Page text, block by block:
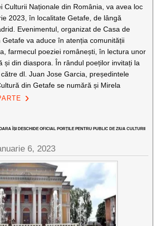
Culturii Naționale din România, va avea loc
2023, în localitate Getafe, de lângă
Evenimentul, organizat de Casa de
Getafe va aduce în atenția comunității
farmecul poeziei românești, în lectura unor
și din diaspora. În rândul poeților invitați la
dl. Juan Jose Garcia, președintele
din Getafe se numără și Mirela
ÎȘI DESCHIDE OFICIAL PORȚILE PENTRU PUBLIC DE ZIUA CULTURII
6, 2023